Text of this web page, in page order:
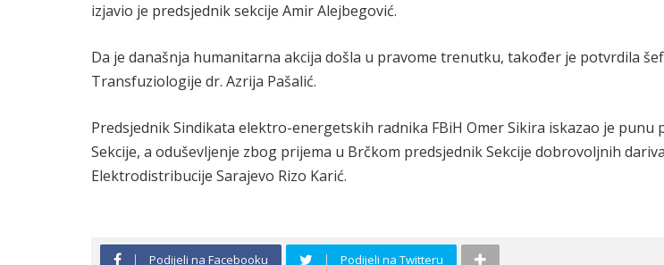
izjavio je predsjednik sekcije Amir Alejbegović.
Da je današnja humanitarna akcija došla u pravome trenutku, također je potvrdila
Transfuziologije dr. Azrija Pašalić.
Predsjednik Sindikata elektro-energetskih radnika FBiH Omer Sikira iskazao je punu
Sekcije, a oduševljenje zbog prijema u Brčkom predsjednik Sekcije dobrovoljnih
Elektrodistribucije Sarajevo Rizo Karić.
Podijeli na Facebooku Podijeli na Twitteru